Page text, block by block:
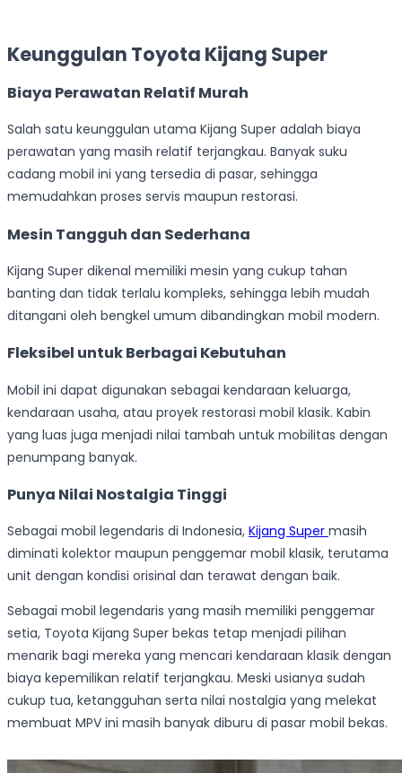
Keunggulan Toyota Kijang Super
Biaya Perawatan Relatif Murah
Salah satu keunggulan utama Kijang Super adalah biaya
perawatan yang masih relatif terjangkau. Banyak suku
cadang mobil ini yang tersedia di pasar, sehingga
memudahkan proses servis maupun restorasi.
Mesin Tangguh dan Sederhana
Kijang Super dikenal memiliki mesin yang cukup tahan
banting dan tidak terlalu kompleks, sehingga lebih mudah
ditangani oleh bengkel umum dibandingkan mobil modern.
Fleksibel untuk Berbagai Kebutuhan
Mobil ini dapat digunakan sebagai kendaraan keluarga,
kendaraan usaha, atau proyek restorasi mobil klasik. Kabin
yang luas juga menjadi nilai tambah untuk mobilitas dengan
penumpang banyak.
Punya Nilai Nostalgia Tinggi
Sebagai mobil legendaris di Indonesia, Kijang Super masih
diminati kolektor maupun penggemar mobil klasik, terutama
unit dengan kondisi orisinal dan terawat dengan baik.
Sebagai mobil legendaris yang masih memiliki penggemar
setia, Toyota Kijang Super bekas tetap menjadi pilihan
menarik bagi mereka yang mencari kendaraan klasik dengan
biaya kepemilikan relatif terjangkau. Meski usianya sudah
cukup tua, ketangguhan serta nilai nostalgia yang melekat
membuat MPV ini masih banyak diburu di pasar mobil bekas.